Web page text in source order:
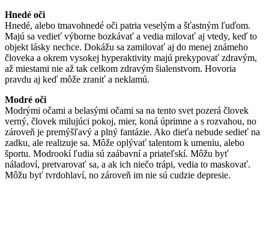
Hnedé oči
Hnedé, alebo tmavohnedé oči patria veselým a šťastným ľuďom.
Majú sa vedieť výborne bozkávať a vedia milovať aj vtedy, keď to
objekt lásky nechce. Dokážu sa zamilovať aj do menej známeho
človeka a okrem vysokej hyperaktivity majú prekypovať zdravým,
až miestami nie až tak celkom zdravým šialenstvom. Hovoria
pravdu aj keď môže zraniť a neklamú.
Modré oči
Modrými očami a belasými očami sa na tento svet pozerá človek
verný, človek milujúci pokoj, mier, koná úprimne a s rozvahou, no
zároveň je premýšľavý a plný fantázie. Ako dieťa nebude sedieť na
zadku, ale realizuje sa. Môže oplývať talentom k umeniu, alebo
športu. Modrookí ľudia sú zaábavní a priateľskí. Môžu byť
náladoví, pretvarovať sa, a ak ich niečo trápi, vedia to maskovať.
Môžu byť tvrdohlaví, no zároveň im nie sú cudzie depresie.